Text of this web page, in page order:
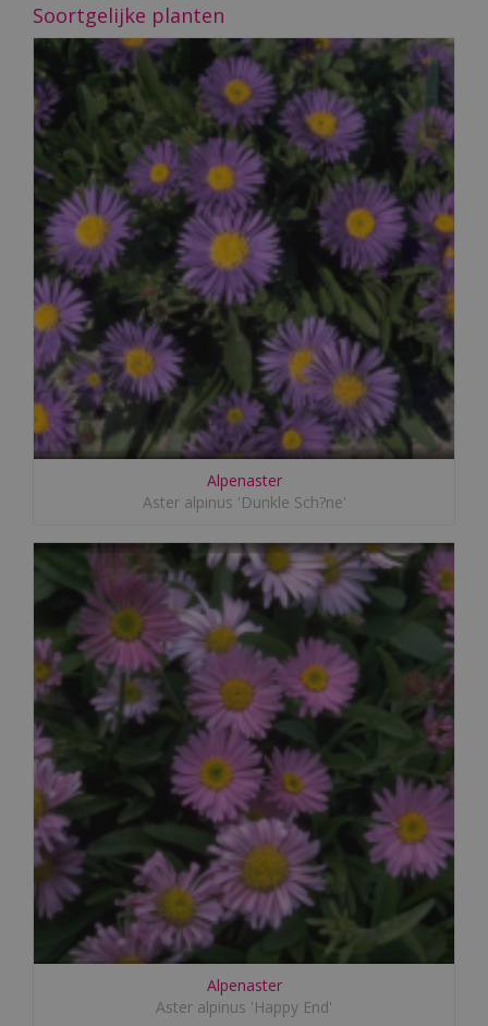
Soortgelijke planten
Alpenaster
Aster alpinus 'Dunkle Sch?ne'
Alpenaster
Aster alpinus 'Happy End'